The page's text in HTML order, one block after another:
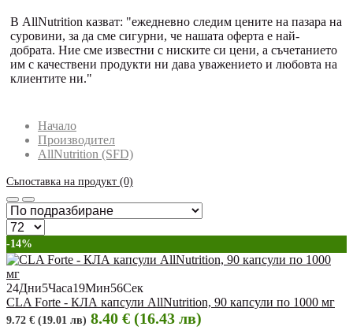
В AllNutrition казват: "ежедневно следим цените на пазара на
суровини, за да сме сигурни, че нашата оферта е най-
добрата. Ние сме известни с ниските си цени, а съчетанието
им с качествени продукти ни дава уважението и любовта на
клиентите ни."
Начало
Производител
AllNutrition (SFD)
Съпоставка на продукт (0)
-14%
24Дни5Часа19Мин55Сек
CLA Forte - КЛА капсули AllNutrition, 90 капсули по 1000 мг
9.72 € (19.01 лв) 8.40 € (16.43 лв)